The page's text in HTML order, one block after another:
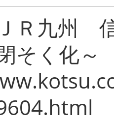
Ｒ九州 信
そく化～